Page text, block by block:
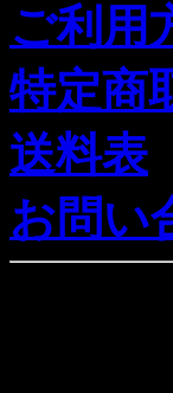
ご利用
特定商
送料表
お問い